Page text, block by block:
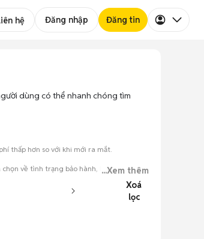
hệ Đăng nhập Đăng tin
dùng có thể nhanh chóng tìm
thấp hơn so với khi mới ra mắt.
về tình trạng bảo hành, hình thức máy
...Xem thêm
Xoá
lọc